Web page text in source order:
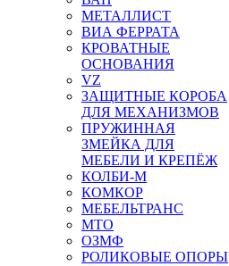
МЕТАЛЛИСТ
ВИА ФЕРРАТА
КРОВАТНЫЕ
ОСНОВАНИЯ
VZ
ЗАЩИТНЫЕ КОРОБА
ДЛЯ МЕХАНИЗМОВ
ПРУЖИННАЯ
ЗМЕЙКА ДЛЯ
МЕБЕЛИ И КРЕПЁЖ
КОЛБИ-М
КОМКОР
МЕБЕЛЬТРАНС
MTO
ОЗМФ
РОЛИКОВЫЕ ОПОРЫ